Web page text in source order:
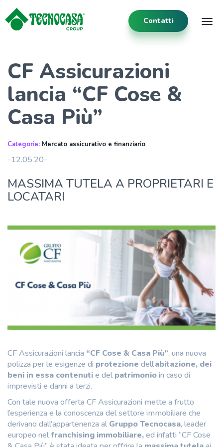
Contatti
CF Assicurazioni
lancia “CF Cose &
Casa Più”
Categorie: Mercato assicurativo e finanziario
-12.05.20-
MASSIMA TUTELA A PROPRIETARI E
LOCATARI
CF Assicurazioni lancia “CF Cose & Casa Più”, una nuova
polizza per le esigenze di protezione dell’abitazione, dei
beni in essa contenutie del patrimonioin caso di
imprevisti e danni a terzi.
Con tale nuova offerta CF Assicurazioni mette a frutto
l’esperienza e la conoscenza del settore immobiliare che
derivano dall’appartenenza al Gruppo Tecnocasa, leader
europeo nelfranchising immobiliare,ed infatti “CF Cose